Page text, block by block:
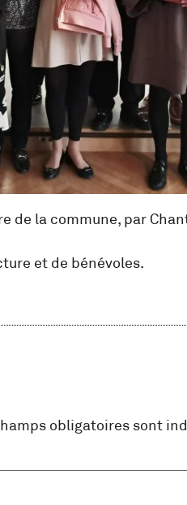
de la commune, par
et de bénévoles.
obligatoires sont